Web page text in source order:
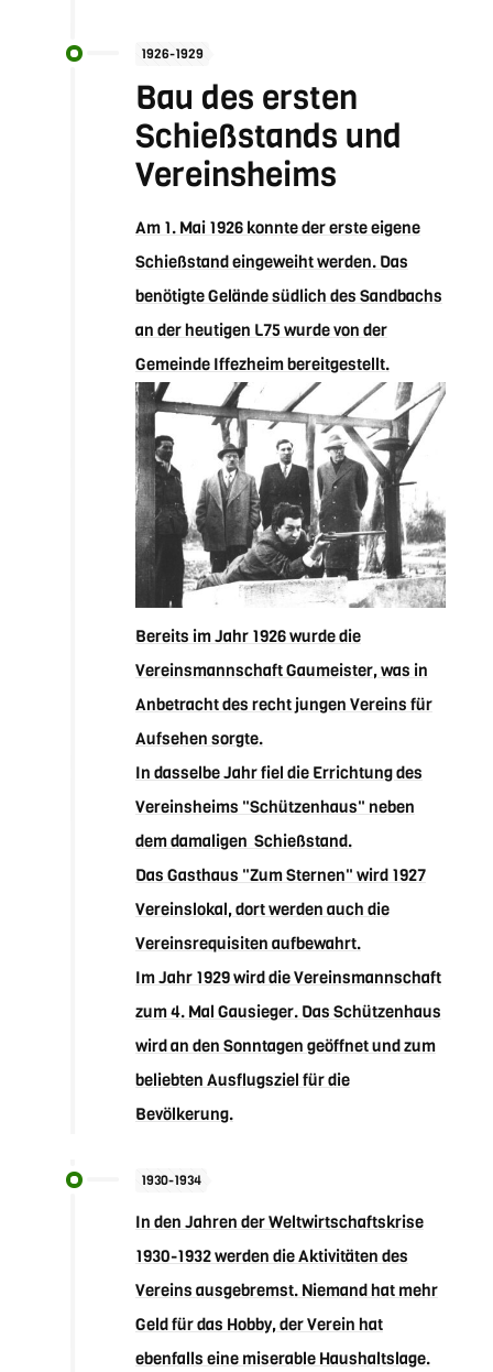
1926-1929
Bau des ersten
Schießstands und
Vereinsheims
Am 1. Mai 1926 konnte der erste eigene
Schießstand eingeweiht werden. Das
benötigte Gelände südlich des Sandbachs
an der heutigen L75 wurde von der
Gemeinde Iffezheim bereitgestellt.
Bereits im Jahr 1926 wurde die
Vereinsmannschaft Gaumeister, was in
Anbetracht des recht jungen Vereins für
Aufsehen sorgte.
In dasselbe Jahr fiel die Errichtung des
Vereinsheims "Schützenhaus" neben
dem damaligen Schießstand.
Das Gasthaus "Zum Sternen" wird 1927
Vereinslokal, dort werden auch die
Vereinsrequisiten aufbewahrt.
Im Jahr 1929 wird die Vereinsmannschaft
zum 4. Mal Gausieger. Das Schützenhaus
wird an den Sonntagen geöffnet und zum
beliebten Ausflugsziel für die
Bevölkerung.
1930-1934
In den Jahren der Weltwirtschaftskrise
1930-1932 werden die Aktivitäten des
Vereins ausgebremst. Niemand hat mehr
Geld für das Hobby, der Verein hat
ebenfalls eine miserable Haushaltslage.